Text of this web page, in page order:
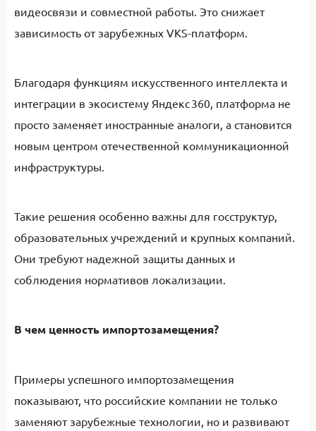
видеосвязи и совместной работы. Это снижает
зависимость от зарубежных VKS-платформ.
Благодаря функциям искусственного интеллекта и
интеграции в экосистему Яндекс 360, платформа не
просто заменяет иностранные аналоги, а становится
новым центром отечественной коммуникационной
инфраструктуры.
Такие решения особенно важны для госструктур,
образовательных учреждений и крупных компаний.
Они требуют надежной защиты данных и
соблюдения нормативов локализации.
В чем ценность импортозамещения?
Примеры успешного импортозамещения
показывают, что российские компании не только
заменяют зарубежные технологии, но и развивают